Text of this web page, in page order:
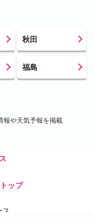
秋田
福島
報や天気予報を掲載
ップ